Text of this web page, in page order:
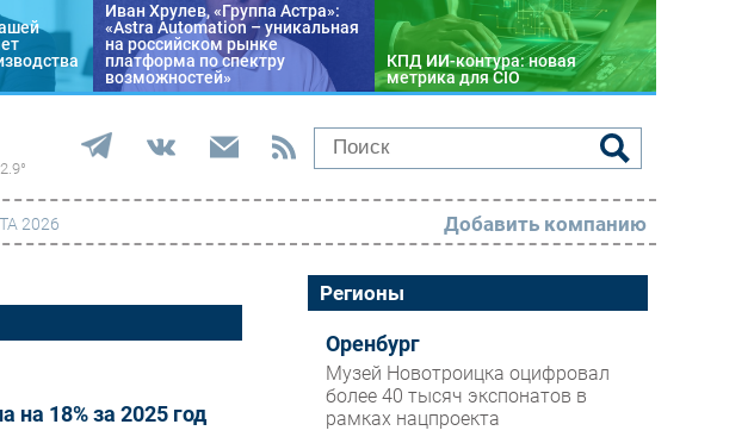
Иван Хрулев, «Группа Астра»:
«Astra Automation – уникальная
на российском рынке
платформа по спектру
возможностей»
КПД ИИ-контура: новая
метрика для CIO
°
РАЗДЕЛЫ
Новости
Аналитика
Интервью
2026 Добавить компанию
на 18% за 2025 год
Регионы
Оренбург
Музей Новотроицка оцифровал
более 40 тысяч экспонатов в
рамках нацпроекта